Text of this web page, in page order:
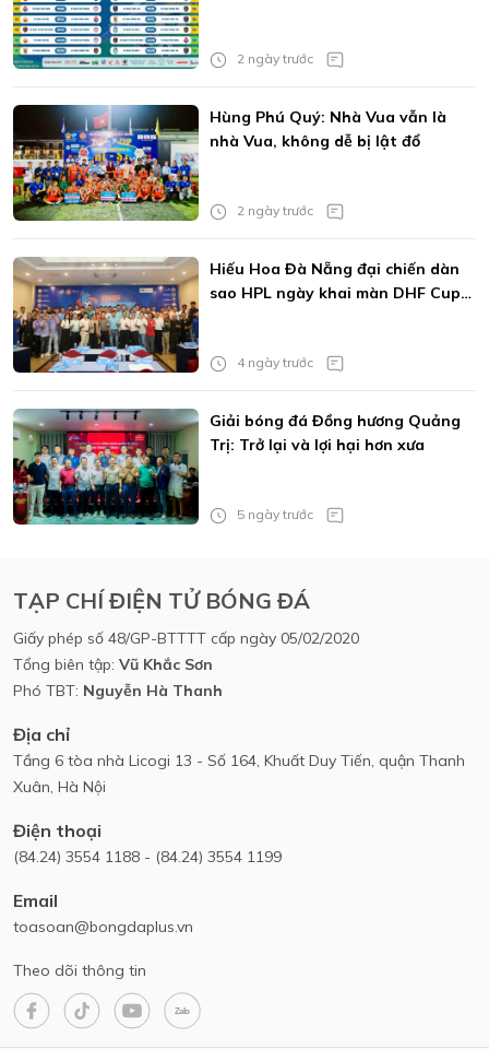
2 ngày trước
Hùng Phú Quý: Nhà Vua vẫn là
nhà Vua, không dễ bị lật đổ
2 ngày trước
Hiếu Hoa Đà Nẵng đại chiến dàn
sao HPL ngày khai màn DHF Cup
4 ngày trước
Giải bóng đá Đồng hương Quảng
Trị: Trở lại và lợi hại hơn xưa
5 ngày trước
TẠP CHÍ ĐIỆN TỬ BÓNG ĐÁ
Giấy phép số 48/GP-BTTTT cấp ngày 05/02/2020
Tổng biên tập: Vũ Khắc Sơn
Phó TBT: Nguyễn Hà Thanh
Địa chỉ
Tầng 6 tòa nhà Licogi 13 - Số 164, Khuất Duy Tiến, quận Thanh
Xuân, Hà Nội
Điện thoại
(84.24) 3554 1188 - (84.24) 3554 1199
Email
toasoan@bongdaplus.vn
Theo dõi thông tin